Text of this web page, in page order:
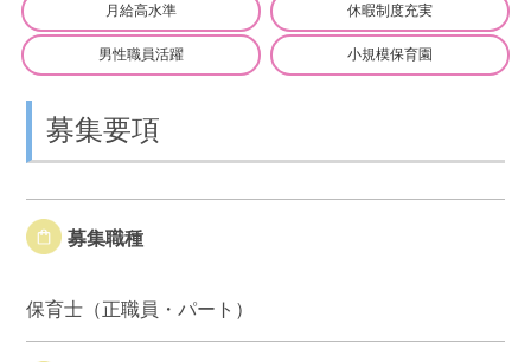
月給高水準 休暇制度充実
男性職員活躍 小規模保育園
募集要項
募集職種
保育士（正職員・パート）